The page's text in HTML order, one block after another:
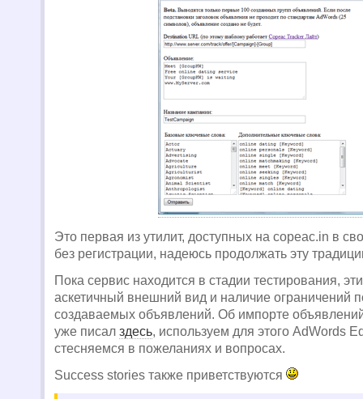
Это первая из утилит, доступных на copeac.in в
без регистрации, надеюсь продолжать эту
Пока сервис находится в стадии тестирования,
аскетичный внешний вид и наличие ограничений
создаваемых объявлений. Об импорте
уже писал здесь, используем для этого AdWords
стесняемся в пожеланиях и вопросах.
Success stories также приветствуются